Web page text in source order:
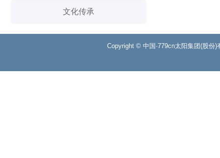
文化传承
Copyright © 中国·779cn太阳集团(股份